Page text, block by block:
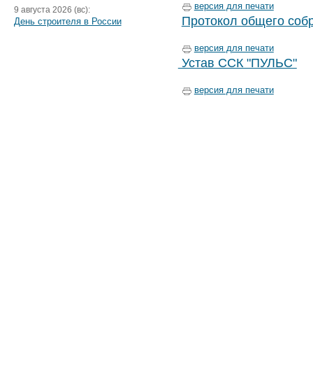
9 августа 2026 (вс):
День строителя в России
версия для печати
Протокол общего
версия для печати
Устав ССК "ПУЛЬС"
версия для печати